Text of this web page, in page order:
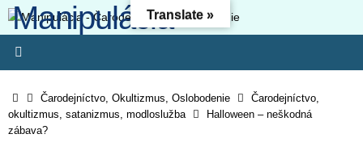
Skip
content
Manipulácia -
Čarodejníctvo -
Oslobodenie
Kresťanský web - Môj ľud hynie, lebo nemá poznania. Pretože si
odmietol poznanie, odmietnem ťa, nebudeš mi slúžiť ako kňaz.
HomeČarodejníctvo, Okultizmus, Oslobodenie
Čarodejníctvo,
okultizmus, satanizmus, modloslužba
Halloween – neškodná
zábava?
Translate »